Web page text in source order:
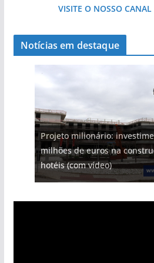
VISITE O NOSSO CANAL
Notícias em destaque
Projeto milionário:
milhões de euros na
hotéis (com vídeo)
Tapas do mar a 3 euros
gastronómica nasce no
Foto do dia: uma cidade
entre redes e fábricas
Tempestades roubam areia
arribas em risco no Algarve
Milagre da água. Fontes
Algarve voltam a ter vida